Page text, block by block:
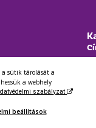
a sütik tárolását a
a webhely
szabályzat
beállítások